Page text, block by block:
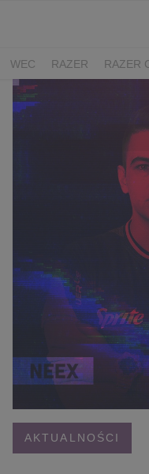
WEC RAZER RAZER
GAM3RS_X
AKTUALNOŚCI